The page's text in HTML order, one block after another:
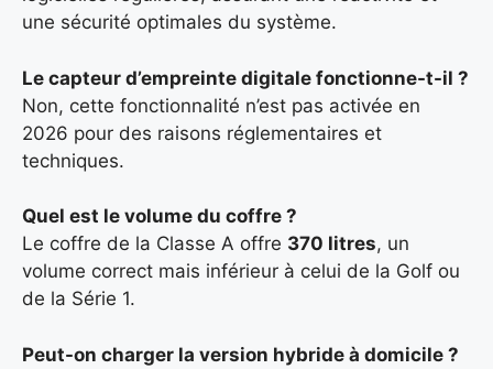
une sécurité optimales du système.
Le capteur d’empreinte digitale fonctionne-t-il ?
Non, cette fonctionnalité n’est pas activée en
2026 pour des raisons réglementaires et
techniques.
Quel est le volume du coffre ?
Le coffre de la Classe A offre 370 litres, un
volume correct mais inférieur à celui de la Golf ou
de la Série 1.
Peut-on charger la version hybride à domicile ?